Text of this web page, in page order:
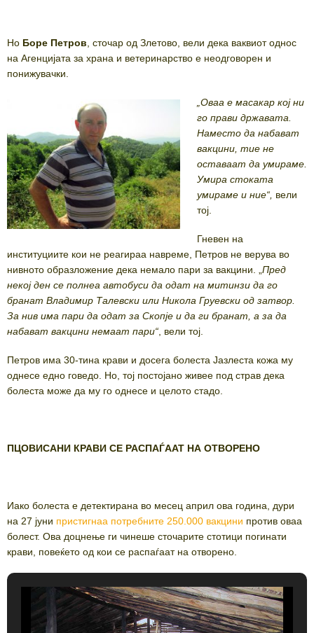
Но Боре Петров , сточар од Злетово, вели дека ваквиот однос
на Агенцијата за храна и ветеринарство е неодговорен и
понижувачки.
„Оваа е масакар кој ни
го прави државата.
Наместо да набават
вакцини, тие не
оставаат да умираме.
Умира стоката
умираме и ние“, вели
тој.
Гневен на
институциите кои не реагираа навреме, Петров не верува во
нивното образложение дека немало пари за вакцини. „ Пред
некој ден се полнеа автобуси да одат на митинзи да го
бранат Владимир Талевски или Никола Груевски од затвор.
За нив има пари да одат за Скопје и да ги бранат, а за да
набават вакцини немаат пари“ , вели тој.
Петров има 30-тина крави и досега болеста Јазлеста кожа му
однесе едно говедо. Но, тој постојано живее под страв дека
болеста може да му го однесе и целото стадо.
ПЦОВИСАНИ КРАВИ СЕ РАСПАЃААТ НА ОТВОРЕНО
Иако болеста е детектирана во месец април ова година, дури
на 27 јуни пристигнаа потребните 250.000 вакцини против оваа
болест. Ова доцнење ги чинеше сточарите стотици погинати
крави, повеќето од кои се распаѓаат на отворено.